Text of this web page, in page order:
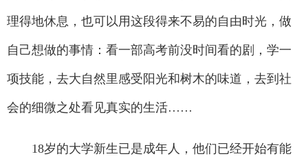
理得地休息，也可以用这段得来不易的自由时光，做
自己想做的事情：看一部高考前没时间看的剧，学一
项技能，去大自然里感受阳光和树木的味道，去到社
会的细微之处看见真实的生活……
18岁的大学新生已是成年人，他们已经开始有能